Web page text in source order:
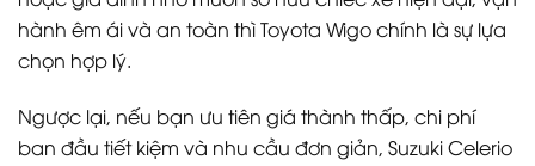
hành êm ái và an toàn thì Toyota Wigo chính là sự lựa
chọn hợp lý.
Ngược lại, nếu bạn ưu tiên giá thành thấp, chi phí
ban đầu tiết kiệm và nhu cầu đơn giản, Suzuki Celerio